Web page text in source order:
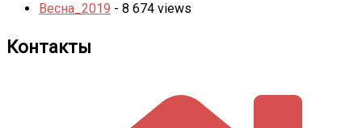
Весна_2019 - 8 674 views
Контакты